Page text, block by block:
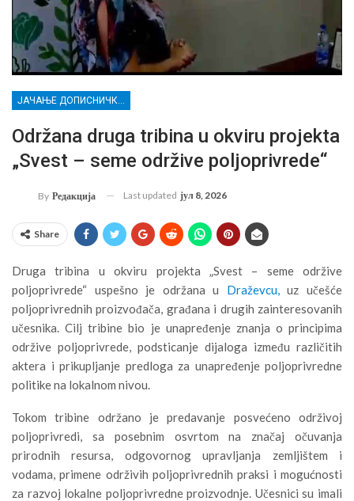
ЈАЧАЊЕ ДОПИСНИЧКЕ МРЕЖЕ НЕЗАВИСНИХ МЕДИЈА У РАСИНСКОМ ОКРУГУ
Održana druga tribina u okviru projekta
„Svest – seme održive poljoprivrede“
By Редакција Last updated јул 8, 2026
Share
Druga tribina u okviru projekta „Svest – seme održive
poljoprivrede“ uspešno je održana u Draževcu,uz učešće
poljoprivrednih proizvođača, građana i drugih zainteresovanih
učesnika. Cilj tribine bio je unapređenje znanja o principima
održive poljoprivrede, podsticanje dijaloga između različitih
aktera i prikupljanje predloga za unapređenje poljoprivredne
politike na lokalnom nivou.
Tokom tribine održano je predavanje posvećeno održivoj
poljoprivredi, sa posebnim osvrtom na značaj očuvanja
prirodnih resursa, odgovornog upravljanja zemljištem i
vodama, primene održivih poljoprivrednih praksi i mogućnosti
za razvoj lokalne poljoprivredne proizvodnje. Učesnici su imali